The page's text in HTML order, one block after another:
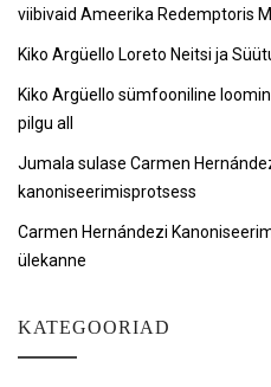
viibivaid Ameerika Redemptoris
Kiko Argüello Loreto Neitsi ja
Kiko Argüello sümfooniline
pilgu all
Jumala sulase Carmen
kanoniseerimisprotsess
Carmen Hernándezi
ülekanne
KATEGOORIAD